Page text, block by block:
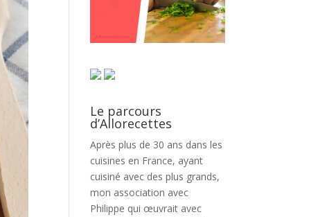
Le parcours
d’Allorecettes
Après plus de 30 ans dans les
cuisines en France, ayant
cuisiné avec des plus grands,
mon association avec
Philippe qui œuvrait avec